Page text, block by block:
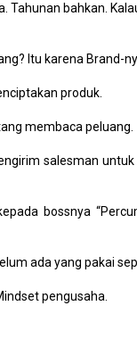
bahkan.
Itu karena Brand-
produk.
membaca peluang.
salesman
bossnya
ada yang pakai
pengusaha.